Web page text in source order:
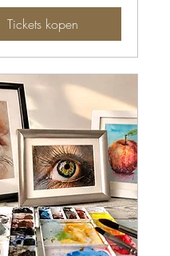
Tickets kopen